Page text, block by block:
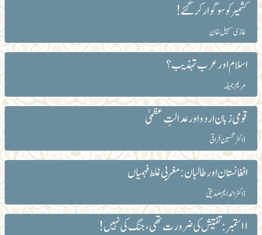
کشمیرکو سوگوار کر گئے!
غازی سہیل خان
اسلام اور عرب تہذیب ؟
مریم جمیلہ
قومی زبان اردو اور عدالتِ عظمیٰ
ڈاکٹر تحسین فراقی
افغانستان اور طالبان : مغربی غلط فہمیاں
ڈاکٹر احمد ایم صدیقی
۱۱ستمبر: تفتیش کی ضرورت تھی، جنگ کی نہیں!